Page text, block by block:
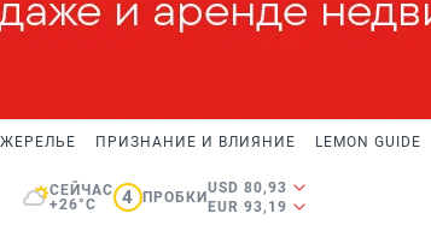
ПРИЗНАНИЕ И ВЛИЯНИЕ LEMON GUIDE
СЕЙЧАС
+26°C
4 ПРОБКИ
USD 80,93
EUR 93,19